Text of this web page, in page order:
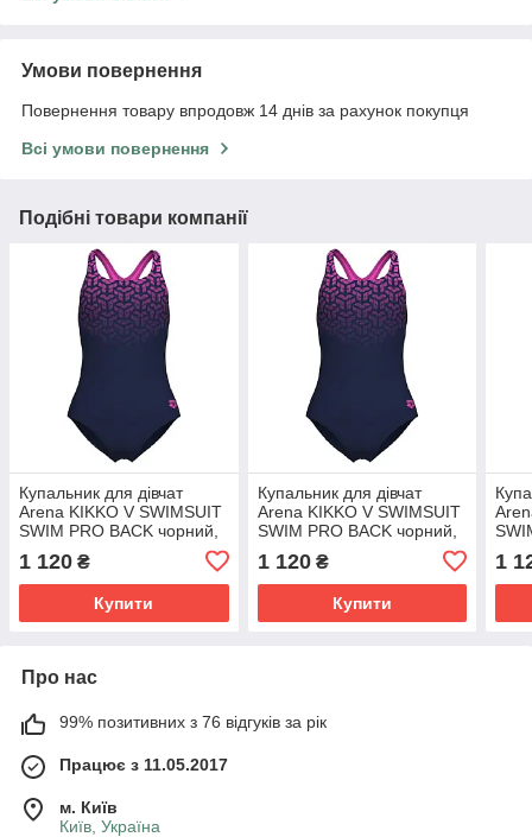
Умови повернення
Повернення товару впродовж 14 днів за рахунок покупця
Всі умови повернення
Подібні товари компанії
Купальник для дівчат
Arena KIKKO V SWIMSUIT
SWIM PRO BACK чорний,
1 120 ₴
Купити
Купальник для дівчат
Arena KIKKO V SWIMSUIT
SWIM PRO BACK чорний,
1 120₴
Купити
1
Про нас
99% позитивних з 76 відгуків за рік
Працює з 11.05.2017
м. Київ
Київ, Україна